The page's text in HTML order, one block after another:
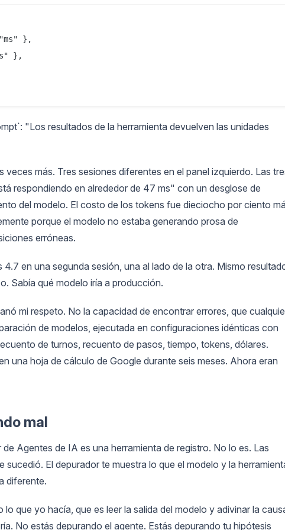
},
},
"Los resultados de la herramienta devuelven las unidades
veces más. Tres sesiones diferentes en el panel izquierdo. Las
respondiendo en alrededor de 47 ms" con un desglose de
del modelo. El costo de los tokens fue dieciocho por ciento
porque el modelo no estaba generando prosa de
erróneas.
4.7 en una segunda sesión, una al lado de la otra. Mismo
Sabía qué modelo iría a producción.
mi respeto. No la capacidad de encontrar errores, que
de modelos, ejecutada en configuraciones idénticas con
de turnos, recuento de pasos, tiempo, tokens, dólares.
una hoja de cálculo de Google durante seis meses. Ahora eran
mal
Agentes de IA es una herramienta de registro. No lo es. Las
sucedió. El depurador te muestra lo que el modelo y la
diferente.
que yo hacía, que es leer la salida del modelo y adivinar la
No estás depurando el agente. Estás depurando tu hipótesis